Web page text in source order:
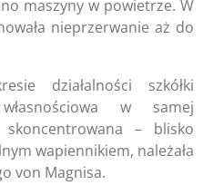
maszyny w powietrze. W
nieprzerwanie aż do
działalności szkółki
w samej
– blisko
wapiennikiem, należała
von Magnisa.